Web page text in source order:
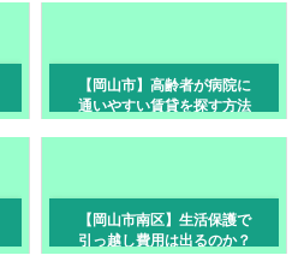
【岡山市】高齢者が病院に
通いやすい賃貸を探す方法
【岡山市南区】生活保護で
引っ越し費用は出るのか？